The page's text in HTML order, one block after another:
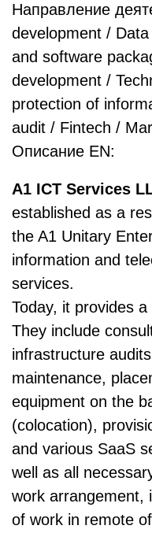
Направление
development /
and software
development /
protection of
audit / Fintech /
Описание EN:
A1 ICT Services
established as a
the A1 Unitary
information and
services.
Today, it provides
They include
infrastructure
maintenance,
equipment on the
(colocation),
and various SaaS
well as all
work arrangement,
of work in remote